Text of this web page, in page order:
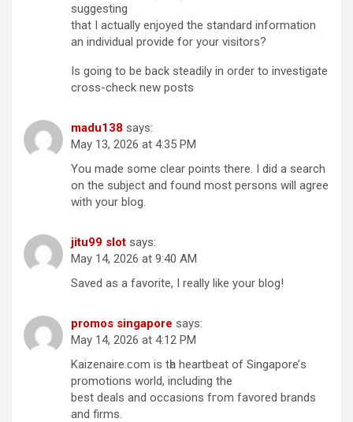
suggesting
that I actually enjoyed the standard information
an individual provide for your visitors?
Is going to be back steadily in order to investigate
cross-check new posts
madu138 says:
May 13, 2026 at 4:35 PM
You made some clear points there. I did a search
on the subject and found most persons will agree
with your blog.
jitu99 slot says:
May 14, 2026 at 9:40 AM
Saved as a favorite, I really like your blog!
promos singapore says:
May 14, 2026 at 4:12 PM
Kaizenaire.ϲom іs tһe heartbeat of Singapore’ѕ
promotions w᧐rld, including thе
best deals аnd occasions fгom favored brands
and firms.